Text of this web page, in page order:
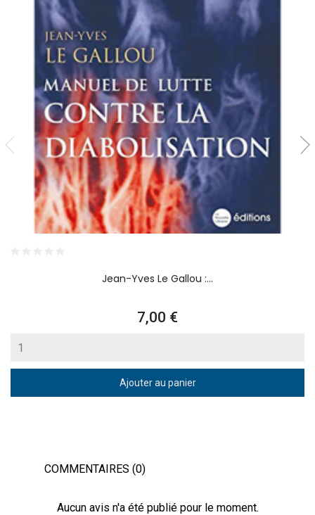
Jean-Yves Le Gallou :...
Prix
7,00 €
Ajouter au panier
COMMENTAIRES (0)
Aucun avis n'a été publié pour le moment.